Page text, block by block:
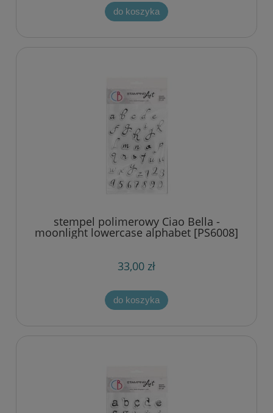
do koszyka
stempel polimerowy Ciao Bella -
moonlight lowercase alphabet [PS6008]
33,00 zł
do koszyka